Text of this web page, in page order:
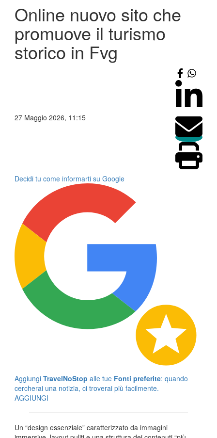
Online nuovo sito che
promuove il turismo
storico in Fvg
27 Maggio 2026, 11:15
Decidi tu come informarti su Google
Aggiungi TravelNoStop alle tue Fonti preferite: quando
cercherai una notizia, ci troverai più facilmente.
AGGIUNGI
Un “design essenziale” caratterizzato da immagini